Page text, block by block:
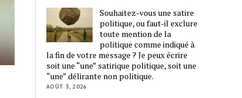
Souhaitez-vous une satire
politique, ou faut-il exclure
toute mention de la
politique comme indiqué à
la fin de votre message ? Je peux écrire
soit une “une” satirique politique, soit une
“une” délirante non politique.
AOÛT 3, 2026